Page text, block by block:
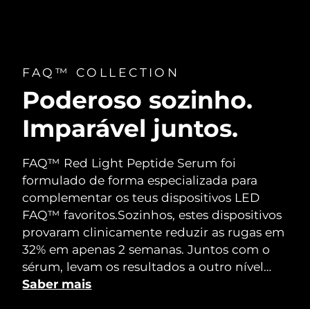
FAQ™ COLLECTION
Poderoso sozinho.
Imparável juntos.
FAQ™ Red Light Peptide Serum foi
formulado de forma especializada para
complementar os teus dispositivos LED
FAQ™ favoritos.Sozinhos, estes dispositivos
provaram clinicamente reduzir as rugas em
32% em apenas 2 semanas. Juntos com o
sérum, levam os resultados a outro nível…
Saber mais